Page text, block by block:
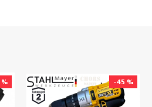
-45 %